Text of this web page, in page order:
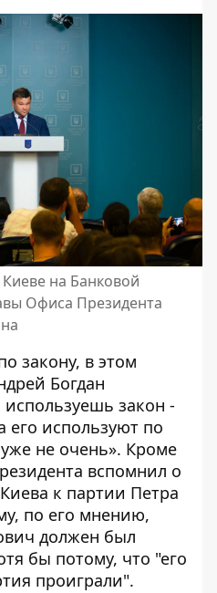
на Банковой
Офиса Президента
закону, в этом
Богдан
используешь закон -
его используют по
не очень». Кроме
вспомнил о
к партии Петра
по его мнению,
должен был
бы потому, что "его
проиграли".